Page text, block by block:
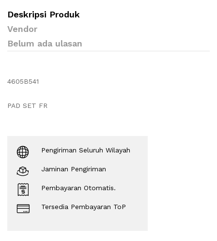
Deskripsi Produk
Vendor
Belum ada ulasan
4605B541
PAD SET FR
Pengiriman Seluruh Wilayah
Jaminan Pengiriman
Pembayaran Otomatis.
Tersedia Pembayaran ToP